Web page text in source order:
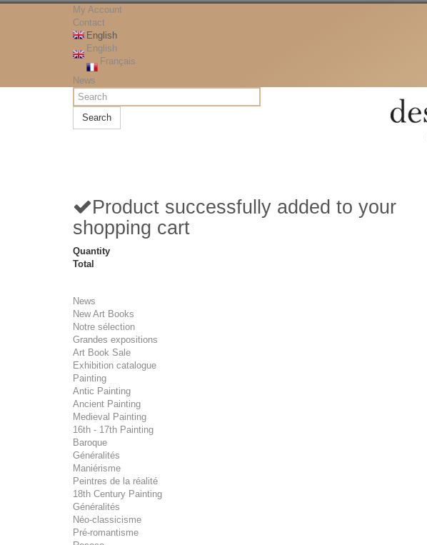
My Account
Contact
English
English
Français
News
Search
Product successfully added to your
shopping cart
Quantity
Total
News
New Art Books
Notre sélection
Grandes expositions
Art Book Sale
Exhibition catalogue
Painting
Antic Painting
Ancient Painting
Medieval Painting
16th - 17th Painting
Baroque
Généralités
Maniérisme
Peintres de la réalité
18th Century Painting
Généralités
Néo-classicisme
Pré-romantisme